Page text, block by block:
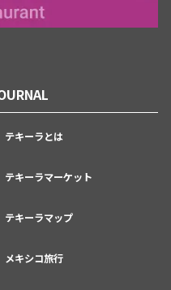
テキーラとは
テキーラマーケット
テキーラマップ
メキシコ旅行